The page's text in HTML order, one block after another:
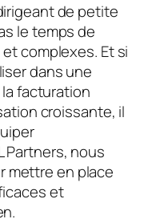
de petite
le temps de
complexes. Et si
dans une
la facturation
croissante, il
Partners, nous
mettre en place
et